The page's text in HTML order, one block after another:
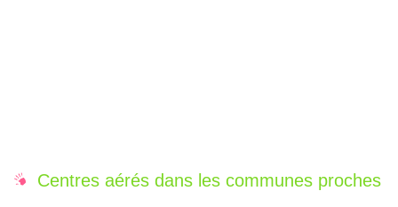
Centres aérés dans les communes proches